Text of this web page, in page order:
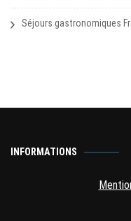
Séjours gastronomiques
INFORMATIONS